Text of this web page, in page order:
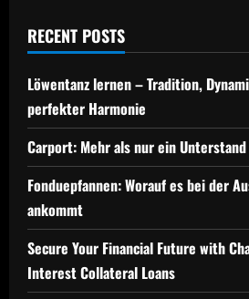
RECENT POSTS
Löwentanz lernen – Tradition,
perfekter Harmonie
Carport: Mehr als nur ein
Fonduepfannen: Worauf es bei der
ankommt
Secure Your Financial Future with
Interest Collateral Loans